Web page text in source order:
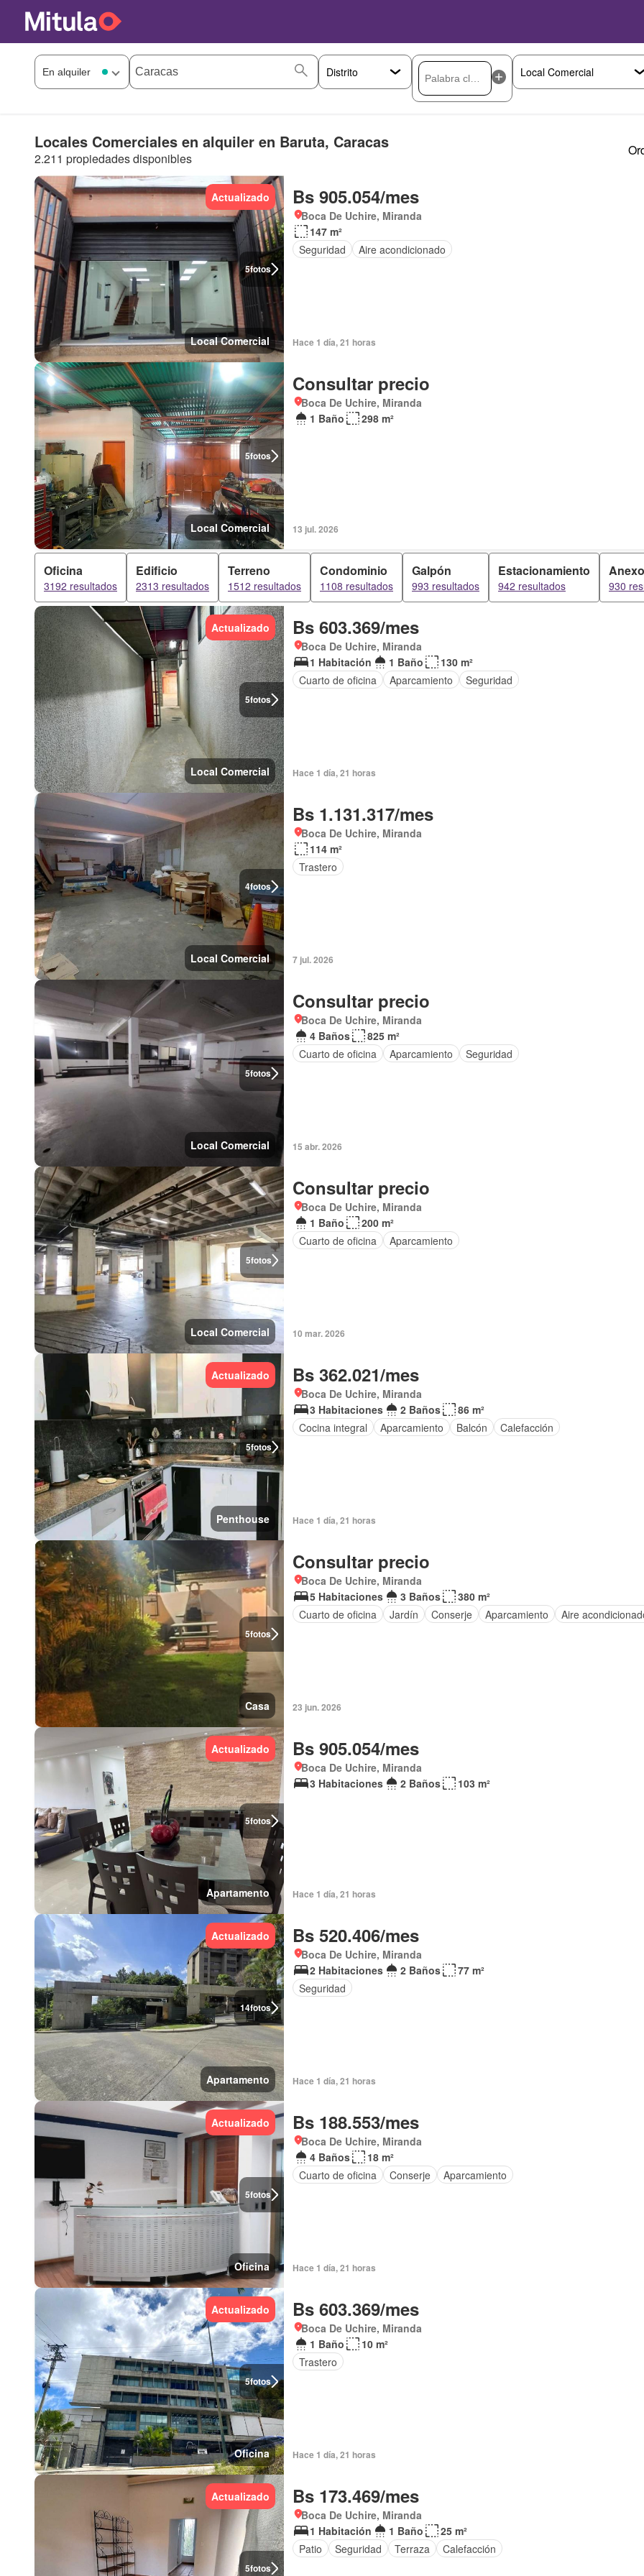
Locales Comerciales en alquiler en Baruta, Caracas
2.211 propiedades disponibles
5fotos
Actualizado
Local Comercial
Bs 905.054/mes
Boca De Uchire, Miranda
147 m²
Seguridad
Aire acondicionado
Hace 1 día, 21 horas
5fotos
Local Comercial
Consultar precio
Boca De Uchire, Miranda
1 Baño
298 m²
13 jul. 2026
Oficina
3192 resultados
Edificio
2313 resultados
Terreno
1512 resultados
Condominio
1108 resultados
Galpón
993 resultados
Estacionamiento
942 resultados
Anexo
930
5fotos
Actualizado
Local Comercial
Bs 603.369/mes
Boca De Uchire, Miranda
1 Habitación
1 Baño
130 m²
Cuarto de oficina
Aparcamiento Seguridad
Hace 1 día, 21 horas
4fotos
Local Comercial
Bs 1.131.317/mes
Boca De Uchire, Miranda
114 m²
Trastero
7 jul. 2026
5fotos
Local Comercial
Consultar precio
Boca De Uchire, Miranda
4 Baños
825 m²
Cuarto de oficina
Aparcamiento Seguridad
15 abr. 2026
5fotos
Local Comercial
Consultar precio
Boca De Uchire, Miranda
1 Baño
200 m²
Cuarto de oficina
Aparcamiento
10 mar. 2026
5fotos
Actualizado
Penthouse
Bs 362.021/mes
Boca De Uchire, Miranda
3 Habitaciones
2 Baños
86 m²
Cocina integral
Aparcamiento Balcón Calefacción
Hace 1 día, 21 horas
5fotos
Casa
Consultar precio
Boca De Uchire, Miranda
5 Habitaciones
3 Baños
380 m²
Cuarto de oficina
Jardín Conserje Aparcamiento Aire
23 jun. 2026
5fotos
Actualizado
Apartamento
Bs 905.054/mes
Boca De Uchire, Miranda
3 Habitaciones
2 Baños 103 m²
Hace 1 día, 21 horas
14fotos
Actualizado
Apartamento
Bs 520.406/mes
Boca De Uchire, Miranda
2 Habitaciones
2 Baños
77 m²
Seguridad
Hace 1 día, 21 horas
5fotos
Actualizado
Oficina
Bs 188.553/mes
Boca De Uchire, Miranda
4 Baños
18 m²
Cuarto de oficina
Conserje Aparcamiento
Hace 1 día, 21 horas
5fotos
Actualizado
Oficina
Bs 603.369/mes
Boca De Uchire, Miranda
1 Baño
10 m²
Trastero
Hace 1 día, 21 horas
5fotos
Actualizado Bs 173.469/mes
Boca De Uchire, Miranda
1 Habitación
1 Baño
25 m²
Patio
Seguridad Terraza Calefacción